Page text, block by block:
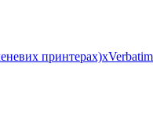
принтерах)xVerbatim